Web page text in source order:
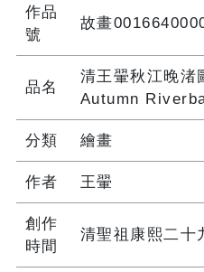
作品
號
故畫
品名
清王翬秋江晚
Autumn
分類 繪畫
作者 王翬
創作
時間
清聖祖康熙二十